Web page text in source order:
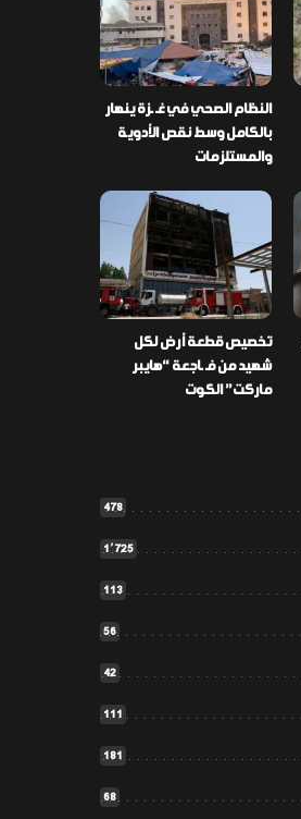
النظام الصحي في غـ ـزة ينهار
بالكامل وسط نقص الأدوية
والمستلزمات
تخصيص قطعة أرض لكل
شهيد من فـ ـاجعة “هايبر
ماركت” الكوت
478
1٬725
113
56
42
111
181
68